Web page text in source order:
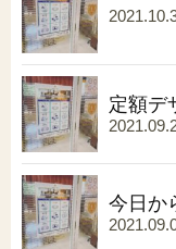
定額デ
今日か